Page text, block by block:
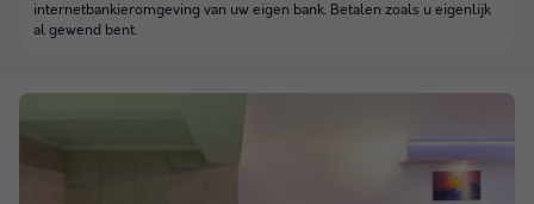
internetbankieromgeving van uw eigen bank. Betalen zoals u eigenlijk
al gewend bent.